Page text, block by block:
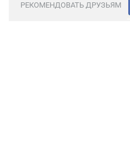
РЕКОМЕНДОВАТЬ ДРУЗЬЯМ